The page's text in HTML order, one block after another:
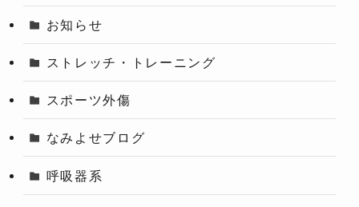
お知らせ
ストレッチ・トレーニング
スポーツ外傷
なみよせブログ
呼吸器系